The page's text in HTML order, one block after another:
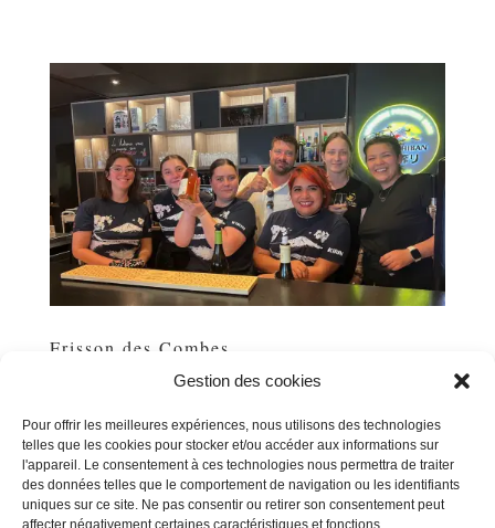
Gestion des cookies
Pour offrir les meilleures expériences, nous utilisons des technologies
telles que les cookies pour stocker et/ou accéder aux informations sur
l'appareil. Le consentement à ces technologies nous permettra de traiter
des données telles que le comportement de navigation ou les identifiants
uniques sur ce site. Ne pas consentir ou retirer son consentement peut
affecter négativement certaines caractéristiques et fonctions.
Frisson des Combes
rencontré un succès immédiat ! Ni crémant, ni pet’nat,
mais un rosé effervescent issu d’une parcelle
de mourvèdre d’altitude (410 m). Avec seulement 10,5°,
il séduit par son caractère aromatique, ses bulles...